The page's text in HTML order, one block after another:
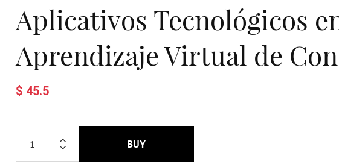
Aplicativos Tecnológicos
Aprendizaje Virtual de
$ 45.5
BUY